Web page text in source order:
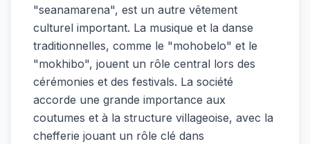
"seanamarena", est un autre vêtement
culturel important. La musique et la danse
traditionnelles, comme le "mohobelo" et le
"mokhibo", jouent un rôle central lors des
cérémonies et des festivals. La société
accorde une grande importance aux
coutumes et à la structure villageoise, avec la
chefferie jouant un rôle clé dans